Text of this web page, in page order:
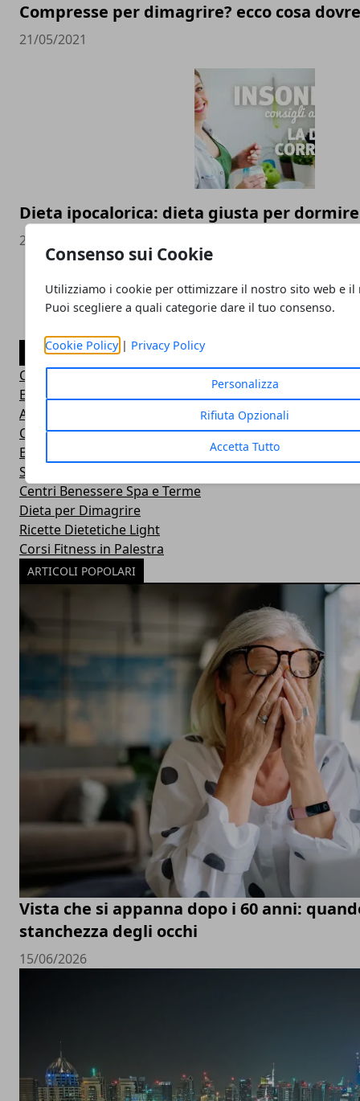
Consenso sui Cookie
Utilizziamo i cookie per ottimizzare il nostro sito web e il
Puoi scegliere a quali categorie dare il tuo consenso.
Cookie Policy| Privacy Policy
Personalizza
Rifiuta Opzionali
Accetta Tutto
Compresse per dimagrire? ecco cosa
21/05/2021
Dieta ipocalorica: dieta giusta per
28/04/2020
CATEGORIE
Consigli Salute e Benessere
Eventi Sport-Salute-Benessere
Alimentazione e Salute
Consigli e Prodotti Bellezza
Esercizi Ginnastica in Casa
Sintomi Malattie e Cura
Centri Benessere Spa e Terme
Dieta per Dimagrire
Ricette Dietetiche Light
Corsi Fitness in Palestra
ARTICOLI POPOLARI
Vista che si appanna dopo i 60 anni:
stanchezza degli occhi
15/06/2026